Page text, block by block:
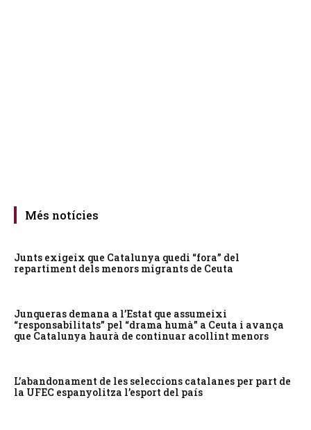
Més notícies
Junts exigeix que Catalunya quedi “fora” del
repartiment dels menors migrants de Ceuta
Junqueras demana a l’Estat que assumeixi
“responsabilitats” pel “drama humà” a Ceuta i avança
que Catalunya haurà de continuar acollint menors
L’abandonament de les seleccions catalanes per part de
la UFEC espanyolitza l’esport del país